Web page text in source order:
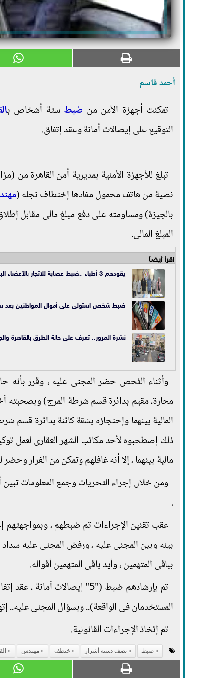
أحمد قاسم
تمكنت أجهزة الأمن من ضبط ستة أشخاص ب
التوقيع على إيصالات أمانة وعقد إتفاق.
تبلغ للأجهزة الأمنية بمديرية أمن القاهرة
نصية من هاتف محمول مفادها إختطاف نجله (
بالجيزة) ومساومته على دفع مبلغ مالى مقابل
المبلغ المالى.
اقرأ أيضاً
يقودهم 3 أطباء ..ضبط عصابة للاتجار بالأعضاء البشرية
ضبط شخص استولى على أموال المواطنين بعد
نشرة المرور.. تعرف على حالة الطرق بالقاهرة
وأثناء الفحص حضر المجنى عليه ، وقرر بأنه
محارة، مقيم بدائرة قسم شرطة المرج) وبصحبته
ذلك إصطحبوه لأحد مكاتب الشهر العقارى لعمل
مالية بينهما ، إلا أنه غافلهم وتمكن من الفرار وحضر
.
عقب تقنين الإجراءات تم ضبطهم ، وبمواجهتهم
بينه وبين المجنى عليه ، ورفض المجنى عليه سداد
بباقى المتهمين ، وأيد باقى المتهمين أقواله.
تم بإرشادهم ضبط ("5" إيصالات
المستخدمان فى الواقعة).. وبسؤال المجنى عليه..
تم إتخاذ الإجراءات القانونية.
ضبط نصف دستة أشرار ختطف مهندس